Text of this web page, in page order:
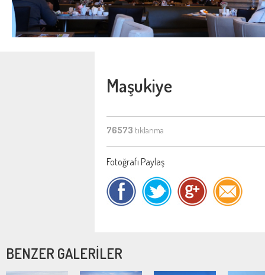
Maşukiye
76573 tıklanma
Fotoğrafı Paylaş
BENZER GALERİLER